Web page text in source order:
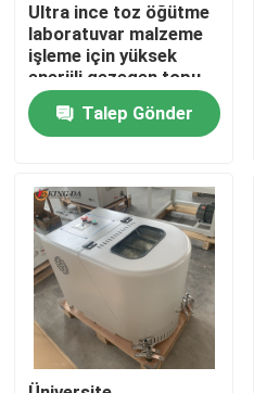
Ana sayfa
Ürünler
Hakkımızda
Ultra ince toz öğütme
laboratuvar malzeme
işleme için yüksek
enerjili gezegen topu
değirmen
Talep Gönder